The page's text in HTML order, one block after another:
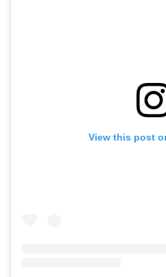
View this post